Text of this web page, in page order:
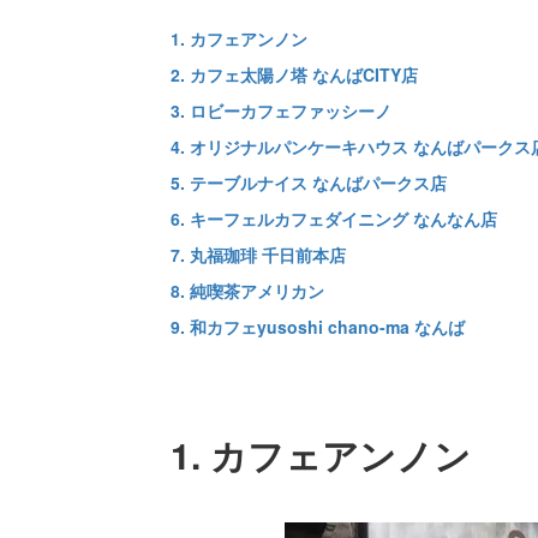
1. カフェアンノン
2. カフェ太陽ノ塔 なんばCITY店
3. ロビーカフェファッシーノ
4. オリジナルパンケーキハウス なんばパークス
5. テーブルナイス なんばパークス店
6. キーフェルカフェダイニング なんなん店
7. 丸福珈琲 千日前本店
8. 純喫茶アメリカン
9. 和カフェyusoshi chano-ma なんば
1. カフェアンノン